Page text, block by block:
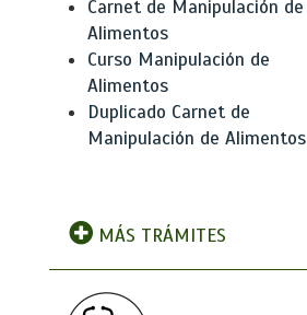
Carnet de Manipulación de
Alimentos
Curso Manipulación de
Alimentos
Duplicado Carnet de
Manipulación de Alimentos
MÁS TRÁMITES